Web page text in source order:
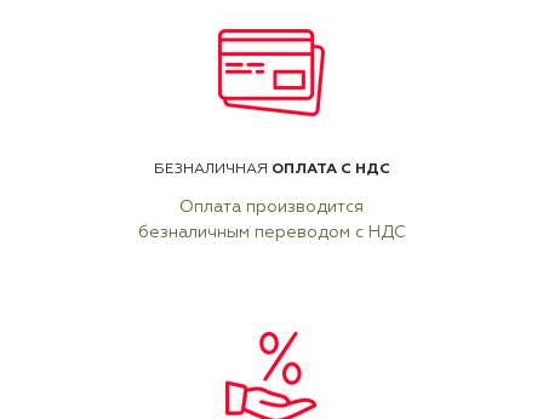
БЕЗНАЛИЧНАЯ ОПЛАТА С НДС
Оплата производится
безналичным переводом с НДС